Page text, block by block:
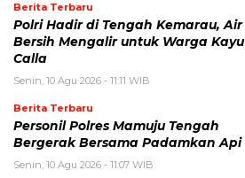
Berita Terbaru
Polri Hadir di Tengah Kemarau, Air
Bersih Mengalir untuk Warga Kayu
Calla
Senin, 10 Agu 2026 - 11:11 WIB
Berita Terbaru
Personil Polres Mamuju Tengah
Bergerak Bersama Padamkan Api
Senin, 10 Agu 2026 - 11:07 WIB